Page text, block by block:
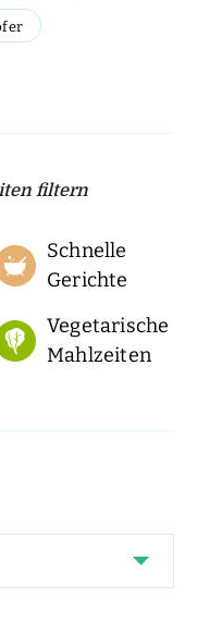
filtern
Schnelle
Gerichte
Vegetarische
Mahlzeiten